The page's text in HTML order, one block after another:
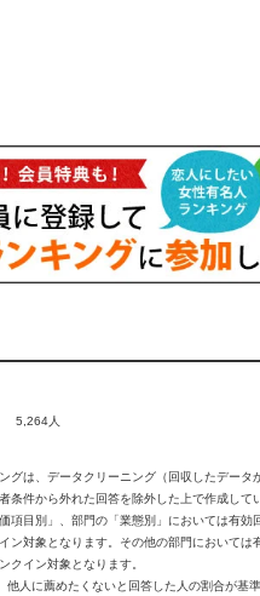
5,264人
グは、データクリーニング（回収したデータ
条件から外れた回答を除外した上で作成して
項目別」、部門の「業態別」においては有効
ン対象となります。その他の部門においては
クイン対象となります。
人に薦めたくないと回答した人の割合が基